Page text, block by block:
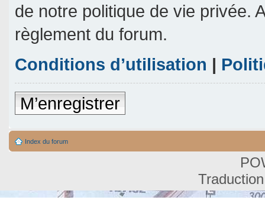
de notre politique de vie privée.
règlement du forum.
Conditions d’utilisation |
M’enregistrer
Index du forum